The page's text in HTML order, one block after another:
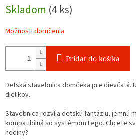
cena:
Skladom (4 ks)
Možnosti doručenia
Pridať do košíka
Detská stavebnica domčeka pre dievčatá.
dielikov.
Stavebnica rozvíja detskú fantáziu, jemnú
kompatibilná so systémom Lego. Chcete
hodiny?